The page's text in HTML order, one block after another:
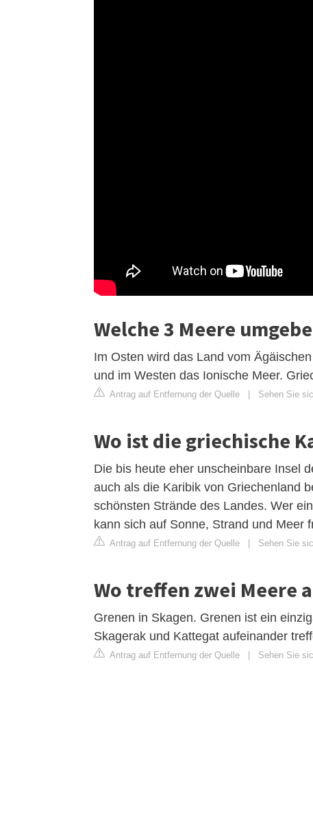
Welche 3 Meere
Im Osten wird das Land vom
und im Westen das Ionische Meer.
Antrag auf Entfernung der Quelle | Sehen Sie
Wo ist die griechische
Die bis heute eher unscheinbare Insel
auch als die Karibik von Griechenland
schönsten Strände des Landes. Wer
kann sich auf Sonne, Strand und Meer
Antrag auf Entfernung der Quelle | Sehen Sie
Wo treffen zwei Meere
Grenen in Skagen. Grenen ist ein
Skagerak und Kattegat aufeinander
Antrag auf Entfernung der Quelle | Sehen Sie